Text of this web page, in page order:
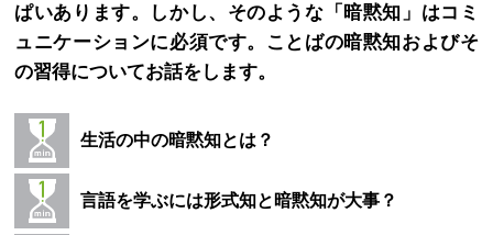
ぱいあります。しかし、そのような「暗黙知」はコミ
ュニケーションに必須です。ことばの暗黙知およびそ
の習得についてお話をします。
生活の中の暗黙知とは？
言語を学ぶには形式知と暗黙知が大事？